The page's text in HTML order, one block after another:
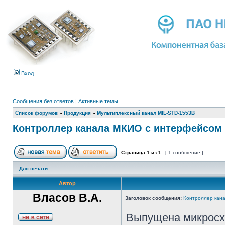
Вход
Сообщения без ответов | Активные темы
Список форумов » Продукция » Мультиплексный канал MIL-STD-1553B
Контроллер канала МКИО с интерфейсом
Страница 1 из 1 [ 1 сообщение ]
Для печати
Автор
Власов В.А. Заголовок сообщения: Контроллер
Выпущена